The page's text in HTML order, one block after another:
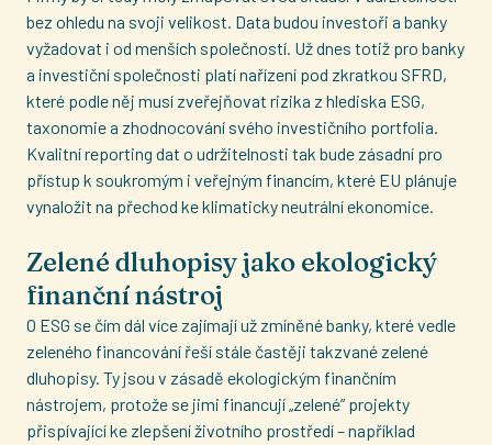
bez ohledu na svoji velikost. Data budou investoři a banky
vyžadovat i od menších společností. Už dnes totiž pro banky
a investiční společnosti platí nařízení pod zkratkou SFRD,
které podle něj musí zveřejňovat rizika z hlediska ESG,
taxonomie a zhodnocování svého investičního portfolia.
Kvalitní reporting dat o udržitelnosti tak bude zásadní pro
přístup k soukromým i veřejným financím, které EU plánuje
vynaložit na přechod ke klimaticky neutrální ekonomice.
Zelené dluhopisy jako ekologický
finanční nástroj
O ESG se čím dál více zajímají už zmíněné banky, které vedle
zeleného financování řeší stále častěji takzvané zelené
dluhopisy. Ty jsou v zásadě ekologickým finančním
nástrojem, protože se jimi financují „zelené” projekty
přispívající ke zlepšení životního prostředí – například